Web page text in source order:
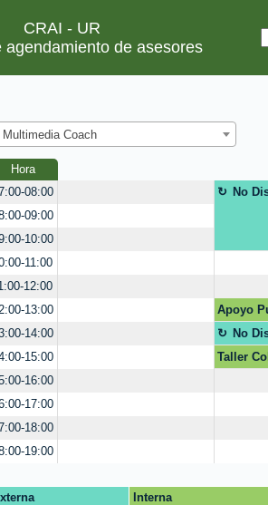
CRAI - UR
agendamiento de asesores
Multimedia Coach
Hora
08:00
No
09:00
10:00
11:00
12:00
13:00
Apoyo
EIC
14:00
No
15:00
Taller
16:00
17:00
18:00
19:00
Interna